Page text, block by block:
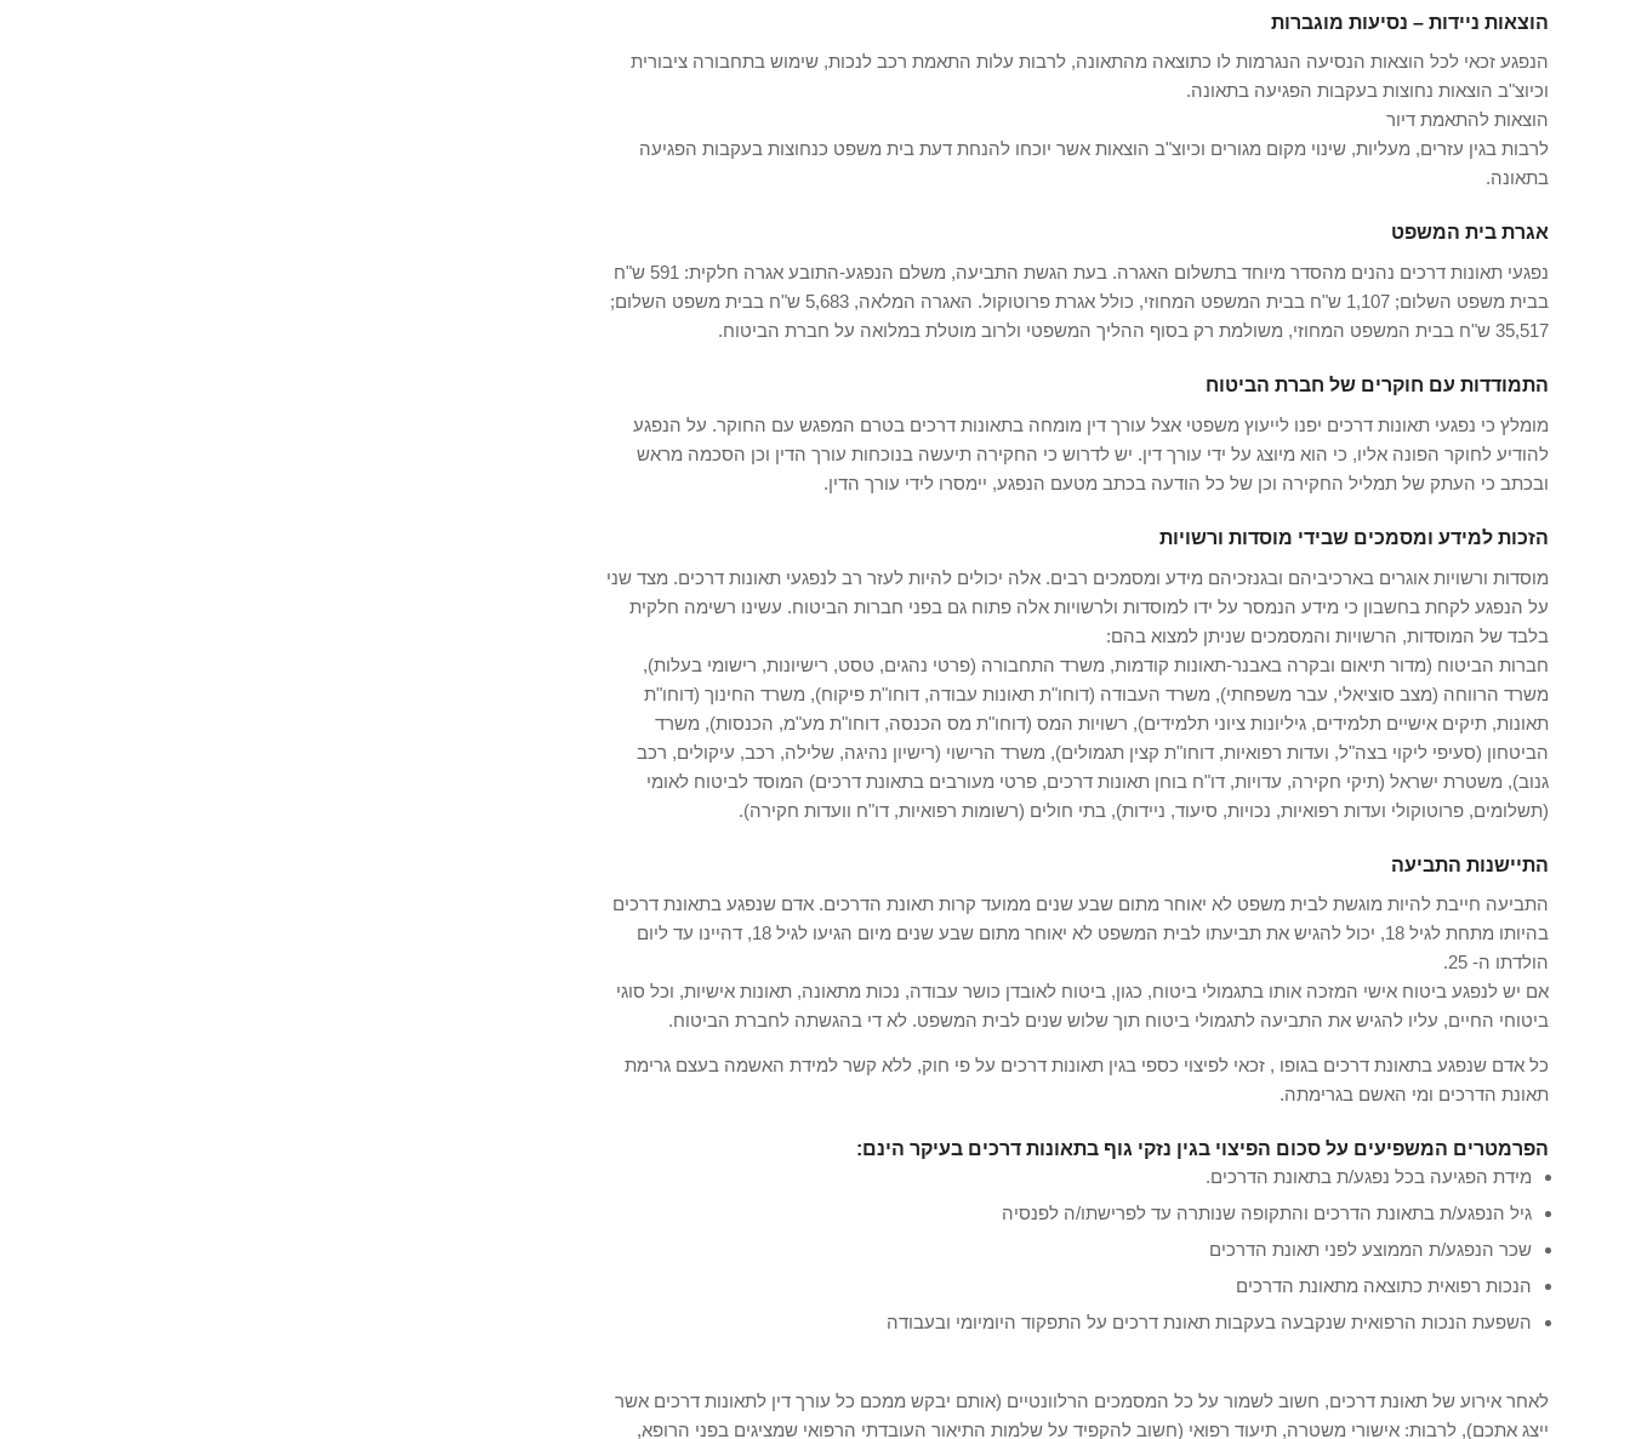
הוצאות ניידות – נסיעות מוגברות
הנפגע זכאי לכל הוצאות הנסיעה הנגרמות לו כתוצאה מהתאונה, לרבות עלות התאמת רכב לנכות, שימוש בתחבורה ציבורית
וכיוצ"ב הוצאות נחוצות בעקבות הפגיעה בתאונה.
הוצאות להתאמת דיור
לרבות בגין עזרים, מעליות, שינוי מקום מגורים וכיוצ"ב הוצאות אשר יוכחו להנחת דעת בית משפט כנחוצות בעקבות הפגיעה
בתאונה.
אגרת בית המשפט
נפגעי תאונות דרכים נהנים מהסדר מיוחד בתשלום האגרה. בעת הגשת התביעה, משלם הנפגע-התובע אגרה חלקית: 591 ש"ח
בבית משפט השלום; 1,107 ש"ח בבית המשפט המחוזי, כולל אגרת פרוטוקול. האגרה המלאה, 5,683 ש"ח בבית משפט השלום;
35,517 ש"ח בבית המשפט המחוזי, משולמת רק בסוף ההליך המשפטי ולרוב מוטלת במלואה על חברת הביטוח.
התמודדות עם חוקרים של חברת הביטוח
מומלץ כי נפגעי תאונות דרכים יפנו לייעוץ משפטי אצל עורך דין מומחה בתאונות דרכים בטרם המפגש עם החוקר. על הנפגע
להודיע לחוקר הפונה אליו, כי הוא מיוצג על ידי עורך דין. יש לדרוש כי החקירה תיעשה בנוכחות עורך הדין וכן הסכמה מראש
ובכתב כי העתק של תמליל החקירה וכן של כל הודעה בכתב מטעם הנפגע, יימסרו לידי עורך הדין.
הזכות למידע ומסמכים שבידי מוסדות ורשויות
מוסדות ורשויות אוגרים בארכיביהם ובגנזכיהם מידע ומסמכים רבים. אלה יכולים להיות לעזר רב לנפגעי תאונות דרכים. מצד שני
על הנפגע לקחת בחשבון כי מידע הנמסר על ידו למוסדות ולרשויות אלה פתוח גם בפני חברות הביטוח. עשינו רשימה חלקית
בלבד של המוסדות, הרשויות והמסמכים שניתן למצוא בהם:
חברות הביטוח (מדור תיאום ובקרה באבנר-תאונות קודמות, משרד התחבורה (פרטי נהגים, טסט, רישיונות, רישומי בעלות),
משרד הרווחה (מצב סוציאלי, עבר משפחתי), משרד העבודה (דוחו"ת תאונות עבודה, דוחו"ת פיקוח), משרד החינוך (דוחו"ת
תאונות, תיקים אישיים תלמידים, גיליונות ציוני תלמידים), רשויות המס (דוחו"ת מס הכנסה, דוחו"ת מע"מ, הכנסות), משרד
הביטחון (סעיפי ליקוי בצה"ל, ועדות רפואיות, דוחו"ת קצין תגמולים), משרד הרישוי (רישיון נהיגה, שלילה, רכב, עיקולים, רכב
גנוב), משטרת ישראל (תיקי חקירה, עדויות, דו"ח בוחן תאונות דרכים, פרטי מעורבים בתאונת דרכים) המוסד לביטוח לאומי
(תשלומים, פרוטוקולי ועדות רפואיות, נכויות, סיעוד, ניידות), בתי חולים (רשומות רפואיות, דו"ח וועדות חקירה).
התיישנות התביעה
התביעה חייבת להיות מוגשת לבית משפט לא יאוחר מתום שבע שנים ממועד קרות תאונת הדרכים. אדם שנפגע בתאונת דרכים
בהיותו מתחת לגיל 18, יכול להגיש את תביעתו לבית המשפט לא יאוחר מתום שבע שנים מיום הגיעו לגיל 18, דהיינו עד ליום
הולדתו ה- 25.
אם יש לנפגע ביטוח אישי המזכה אותו בתגמולי ביטוח, כגון, ביטוח לאובדן כושר עבודה, נכות מתאונה, תאונות אישיות, וכל סוגי
ביטוחי החיים, עליו להגיש את התביעה לתגמולי ביטוח תוך שלוש שנים לבית המשפט. לא די בהגשתה לחברת הביטוח.
כל אדם שנפגע בתאונת דרכים בגופו , זכאי לפיצוי כספי בגין תאונות דרכים על פי חוק, ללא קשר למידת האשמה בעצם גרימת
תאונת הדרכים ומי האשם בגרימתה.
הפרמטרים המשפיעים על סכום הפיצוי בגין נזקי גוף בתאונות דרכים בעיקר הינם:
מידת הפגיעה בכל נפגע/ת בתאונת הדרכים.
גיל הנפגע/ת בתאונת הדרכים והתקופה שנותרה עד לפרישתו/ה לפנסיה
שכר הנפגע/ת הממוצע לפני תאונת הדרכים
הנכות רפואית כתוצאה מתאונת הדרכים
השפעת הנכות הרפואית שנקבעה בעקבות תאונת דרכים על התפקוד היומיומי ובעבודה
לאחר אירוע של תאונת דרכים, חשוב לשמור על כל המסמכים הרלוונטיים (אותם יבקש ממכם כל עורך דין לתאונות דרכים אשר
ייצג אתכם), לרבות: אישורי משטרה, תיעוד רפואי (חשוב להקפיד על שלמות התיאור העובדתי הרפואי שמציגים בפני הרופא,